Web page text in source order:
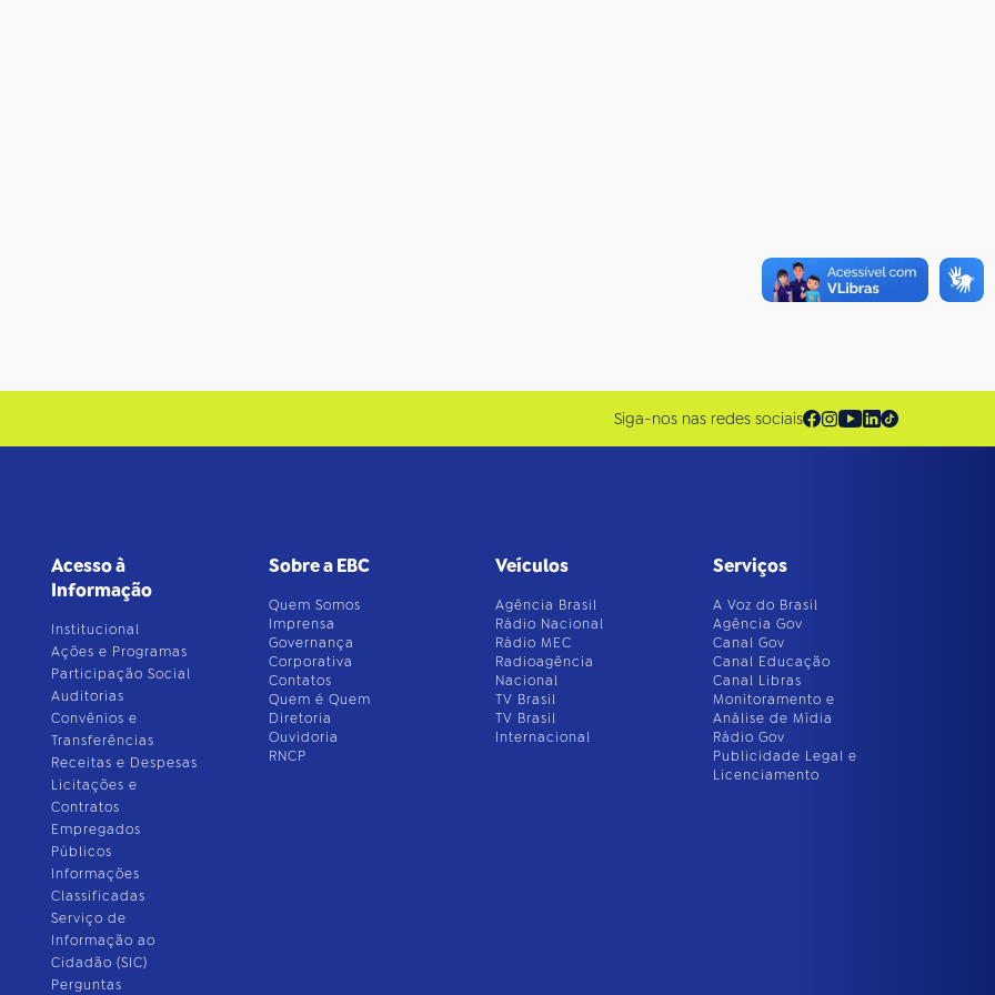
Siga-nos nas redes sociais
Acesso à
Informação
Institucional
Ações e Programas
Participação Social
Auditorias
Convênios e
Transferências
Receitas e Despesas
Licitações e
Contratos
Empregados
Públicos
Informações
Classificadas
Serviço de
Informação ao
Cidadão (SIC)
Perguntas
Sobre a EBC
Quem Somos
Imprensa
Governança
Corporativa
Contatos
Quem é Quem
Diretoria
Ouvidoria
RNCP
Veículos
Agência Brasil
Rádio Nacional
Rádio MEC
Radioagência
Nacional
TV Brasil
TV Brasil
Internacional
Serviços
A Voz do Brasil
Agência Gov
Canal Gov
Canal Educação
Canal Libras
Monitoramento e
Análise de Mídia
Rádio Gov
Publicidade Legal e
Licenciamento